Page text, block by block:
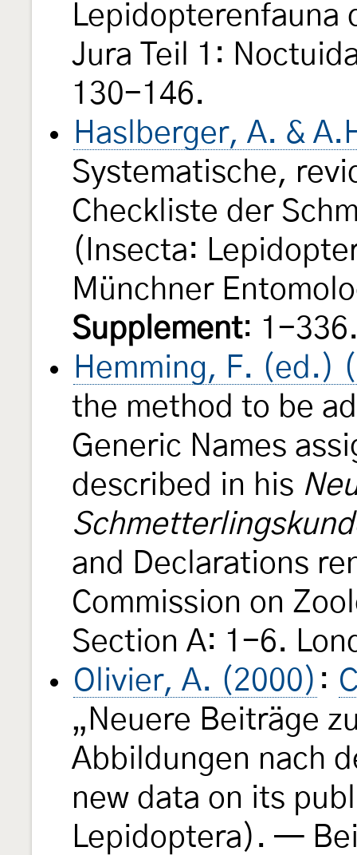
Lepidopterenfauna
Jura Teil 1:
130-146.
Haslberger, A. &
Systematische,
Checkliste der
(Insecta:
Münchner
Supplement: 1-
Hemming, F. (ed.)
the method to be
Generic Names
described in his
and Declarations
Commission on
Section A: 1-6.
Olivier, A. (2000) :
„Neuere Beiträge
Abbildungen nach
new data on its
Lepidoptera). —